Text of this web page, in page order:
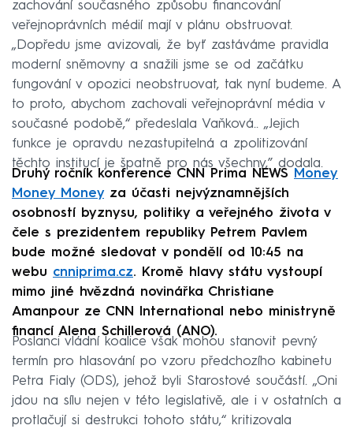
zachování současného způsobu financování
veřejnoprávních médií mají v plánu obstruovat.
„Dopředu jsme avizovali, že byť zastáváme pravidla
moderní sněmovny a snažili jsme se od začátku
fungování v opozici neobstruovat, tak nyní budeme. A
to proto, abychom zachovali veřejnoprávní média v
současné podobě,“ předeslala Vaňková.. „Jejich
funkce je opravdu nezastupitelná a zpolitizování
těchto institucí je špatně pro nás všechny,” dodala.
Druhý ročník konference CNN Prima NEWS
Money
Money Moneyza účasti nejvýznamnějších
osobností byznysu, politiky a veřejného života v
čele s prezidentem republiky Petrem Pavlem
bude možné sledovat v pondělí od 10:45 na
webu cnniprima.cz. Kromě hlavy státu vystoupí
mimo jiné hvězdná novinářka Christiane
Amanpour ze CNN International nebo ministryně
financí Alena Schillerová (ANO).
Poslanci vládní koalice však mohou stanovit pevný
termín pro hlasování po vzoru předchozího kabinetu
Petra Fialy (ODS), jehož byli Starostové součástí. „Oni
jdou na sílu nejen v této legislativě, ale i v ostatních a
protlačují si destrukci tohoto státu,“ kritizovala